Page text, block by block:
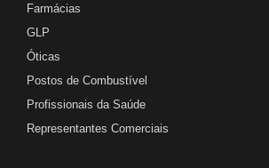
Farmácias
GLP
Óticas
Postos de Combustível
Profissionais da Saúde
Representantes Comerciais